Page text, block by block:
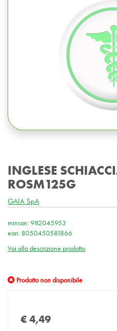
INGLESE
ROSM125G
GAIA SpA
minsan: 982045953
ean: 8050450581866
Vai alla descrizione prodotto
Prodotto non disponibile
€ 4,49